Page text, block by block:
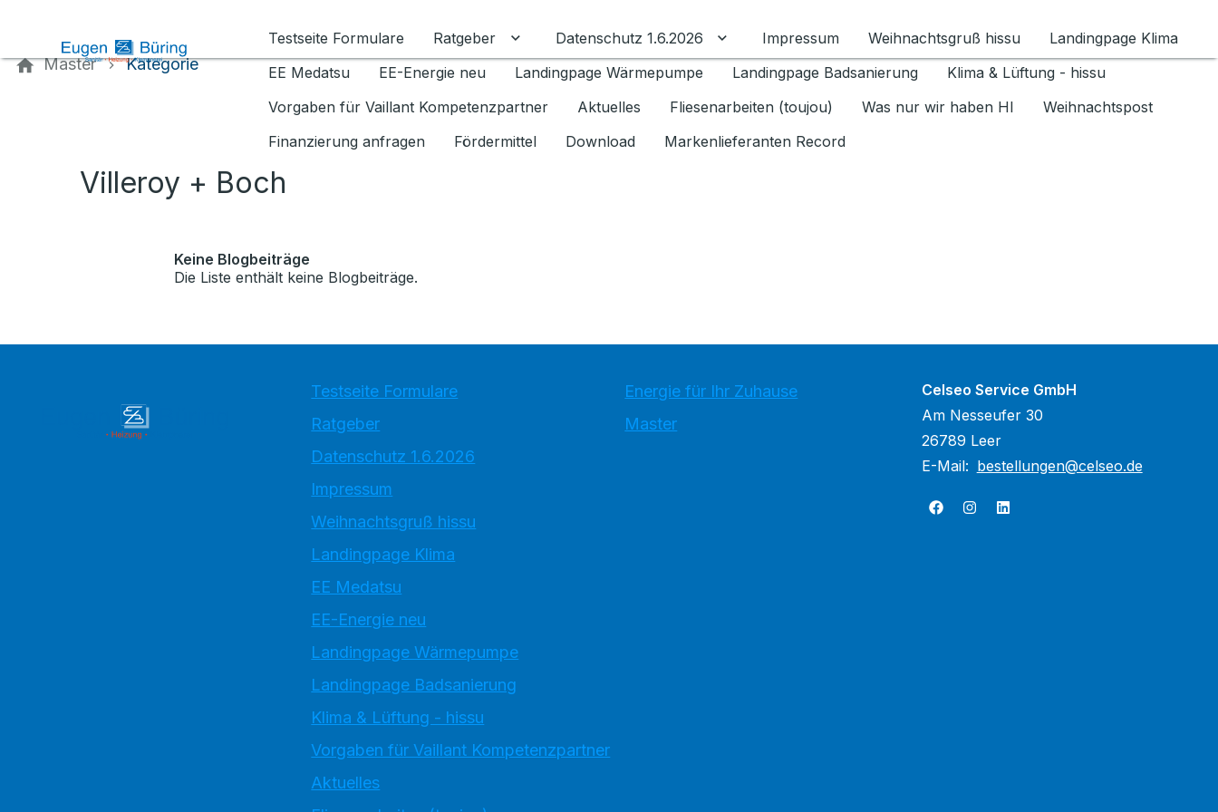
Testseite Formulare
Ratgeber Untermenü für Ratgeber umschalten
Datenschutz 1.6.2026 Untermenü für Datenschutz 1.6.2026 umschalten
Impressum Weihnachtsgruß hissu
Landingpage Klima
EE Medatsu
EE-Energie neu Landingpage Wärmepumpe Landingpage Badsanierung
Klima & Lüftung - hissu
Vorgaben für Vaillant Kompetenzpartner
Aktuelles Fliesenarbeiten (toujou) Was nur wir haben HI
Weihnachtspost
Finanzierung anfragen
Fördermittel Download Markenlieferanten Record
Master Kategorie
Villeroy + Boch
Keine Blogbeiträge
Die Liste enthält keine Blogbeiträge.
Testseite Formulare
Ratgeber
Datenschutz 1.6.2026
Impressum
Weihnachtsgruß hissu
Landingpage Klima
EE Medatsu
EE-Energie neu
Landingpage Wärmepumpe
Landingpage Badsanierung
Klima & Lüftung - hissu
Vorgaben für Vaillant Kompetenzpartner
Aktuelles
Energie für Ihr Zuhause
Master
Celseo Service GmbH
Am Nesseufer 30
26789 Leer
E-Mail: bestellungen@celseo.de